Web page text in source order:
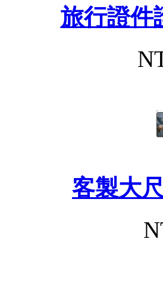
旅行證件
客製大